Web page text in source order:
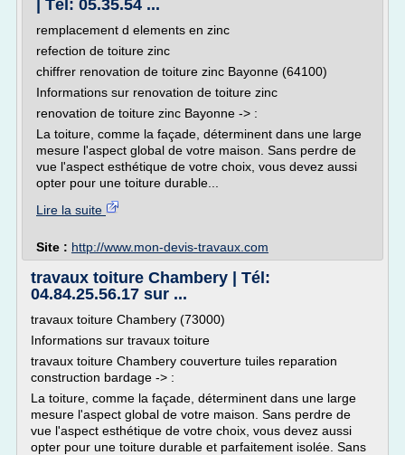
| Tél: 05.35.54 ...
remplacement d elements en zinc
refection de toiture zinc
chiffrer renovation de toiture zinc Bayonne (64100)
Informations sur renovation de toiture zinc
renovation de toiture zinc Bayonne -> :
La toiture, comme la façade, déterminent dans une large
mesure l'aspect global de votre maison. Sans perdre de
vue l'aspect esthétique de votre choix, vous devez aussi
opter pour une toiture durable...
Lire la suite
Site : http://www.mon-devis-travaux.com
travaux toiture Chambery | Tél:
04.84.25.56.17 sur ...
travaux toiture Chambery (73000)
Informations sur travaux toiture
travaux toiture Chambery couverture tuiles reparation
construction bardage -> :
La toiture, comme la façade, déterminent dans une large
mesure l'aspect global de votre maison. Sans perdre de
vue l'aspect esthétique de votre choix, vous devez aussi
opter pour une toiture durable et parfaitement isolée. Sans